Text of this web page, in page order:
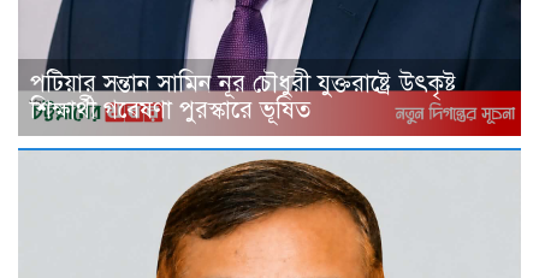
পটিয়ার সন্তান সামিন নূর চৌধুরী যুক্তরাষ্ট্রে উৎকৃষ্ট
শিক্ষার্থী গবেষণা পুরস্কারে ভূষিত